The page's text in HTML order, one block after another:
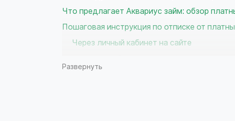
Что предлагает Аквариус займ: обзор
Пошаговая инструкция по отписке от
Через личный кабинет на сайте
Развернуть